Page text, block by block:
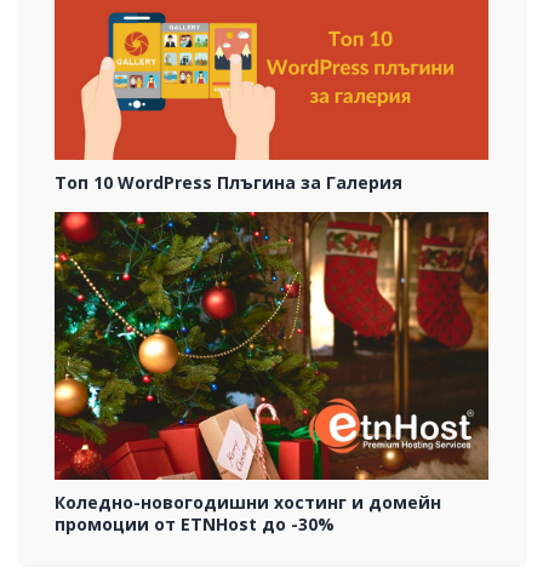
Топ 10 WordPress Плъгина за Галерия
Коледно-новогодишни хостинг и домейн
промоции от ETNHost до -30%